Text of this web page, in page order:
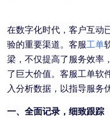
在数字化时代，客户互动
验的重要渠道。客服工单
梁，不仅提高了服务效率
了巨大价值。客服工单软
入分析数据，以指导服务
一、全面记录，细致跟踪